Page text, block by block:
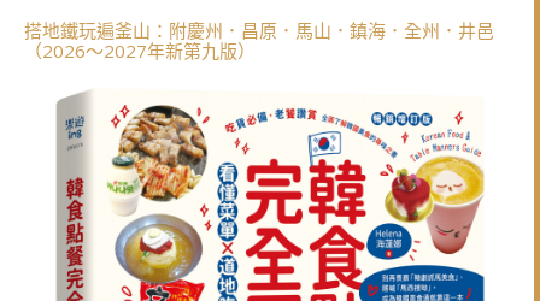
搭地鐵玩遍釜山：附慶州．昌原．馬山．鎮海．全州．井邑
（2026～2027年新第九版）